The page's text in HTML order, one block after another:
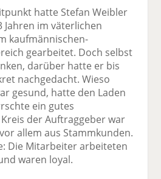
hatte Stefan Weibler
Jahren im väterlichen
kaufmännischen-
gearbeitet. Doch selbst
darüber hatte er bis
nachgedacht. Wieso
gesund, hatte den Laden
ein gutes
der Auftraggeber war
allem aus Stammkunden.
Die Mitarbeiter arbeiteten
waren loyal.